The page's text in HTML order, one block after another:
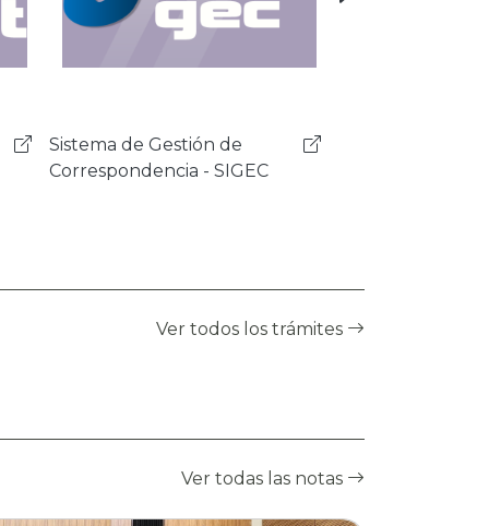
Sistema de Programas y
Proyectos - SISPRO
Ver todos los trámites
Ver todas las notas